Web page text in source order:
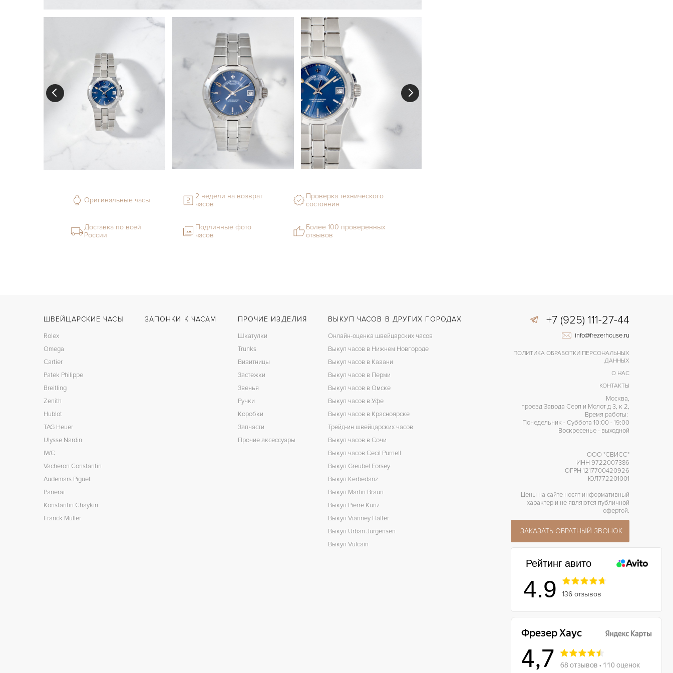
Оригинальные часы
2 недели на возврат
часов
Проверка технического
состояния
Доставка по всей
России
Подлинные фото
часов
Более 100 проверенных
отзывов
ШВЕЙЦАРСКИЕ ЧАСЫ
Rolex
Omega
Cartier
Patek Philippe
Breitling
Zenith
Hublot
TAG Heuer
Ulysse Nardin
IWC
Vacheron Constantin
Audemars Piguet
Panerai
Konstantin Chaykin
Franck Muller
ЗАПОНКИ К ЧАСАМ ПРОЧИЕ ИЗДЕЛИЯ
Шкатулки
Trunks
Визитницы
Застежки
Звенья
Ручки
Коробки
Запчасти
Прочие аксессуары
ВЫКУП ЧАСОВ В ДРУГИХ ГОРОДАХ
Онлайн-оценка швейцарских часов
Выкуп часов в Нижнем Новгороде
Выкуп часов в Казани
Выкуп часов в Перми
Выкуп часов в Омске
Выкуп часов в Уфе
Выкуп часов в Красноярске
Трейд-ин швейцарских часов
Выкуп часов в Сочи
Выкуп часов Cecil Purnell
Выкуп Greubel Forsey
Выкуп Kerbedanz
Выкуп Martin Braun
Выкуп Pierre Kunz
Выкуп Vianney Halter
Выкуп Urban Jurgensen
Выкуп Vulcain
+7 (925) 111-27-44
info@frezerhouse.ru
ПОЛИТИКА ОБРАБОТКИ ПЕРСОНАЛЬНЫХ
ДАННЫХ
О НАС
КОНТАКТЫ
Москва,
проезд Завода Серп и Молот д 3, к 2,
Время работы:
Понедельник - Суббота 10:00 - 19:00
Воскресенье - выходной
ООО "СВИСС"
ИНН 9722007386
ОГРН 1217700420926
ЮЛ772201001
Цены на сайте носят информативный
характер и не являются публичной
офертой.
ЗАКАЗАТЬ ОБРАТНЫЙ ЗВОНОК
Рейтинг авито
4.9 136 отзывов